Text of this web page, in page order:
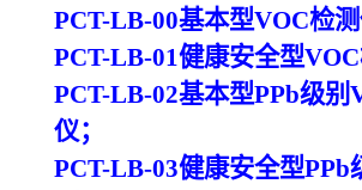
PCT-LB-00基本型VOC检测
PCT-LB-01健康安全型VOC
PCT-LB-02基本型PPb级别
仪；
PCT-LB-03健康安全型PPb